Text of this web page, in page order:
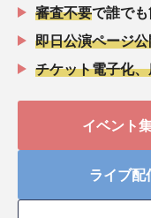
審査不要で誰で
即日公演ページ
チケット電子化
イベント
ライブ配